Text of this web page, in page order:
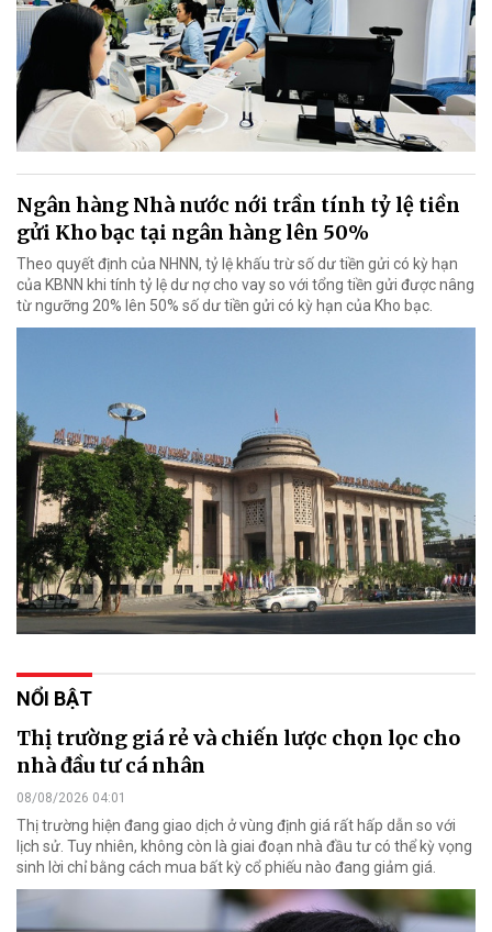
Ngân hàng Nhà nước nới trần tính tỷ lệ tiền
gửi Kho bạc tại ngân hàng lên 50%
Theo quyết định của NHNN, tỷ lệ khấu trừ số dư tiền gửi có kỳ hạn
của KBNN khi tính tỷ lệ dư nợ cho vay so với tổng tiền gửi được nâng
từ ngưỡng 20% lên 50% số dư tiền gửi có kỳ hạn của Kho bạc.
NỔI BẬT
Thị trường giá rẻ và chiến lược chọn lọc cho
nhà đầu tư cá nhân
08/08/2026 04:01
Thị trường hiện đang giao dịch ở vùng định giá rất hấp dẫn so với
lịch sử. Tuy nhiên, không còn là giai đoạn nhà đầu tư có thể kỳ vọng
sinh lời chỉ bằng cách mua bất kỳ cổ phiếu nào đang giảm giá.